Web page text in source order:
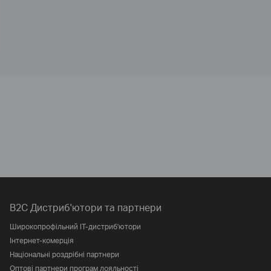
B2C Дистриб'ютори та партнери
Широкопрофільний IT-дистриб'ютори
Інтернет-комерція
Національні роздрібні партнери
Оптові партнери програм лояльності